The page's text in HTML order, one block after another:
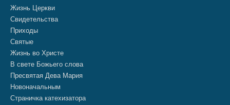
Жизнь Церкви
Свидетельства
Приходы
Святые
Жизнь во Христе
В свете Божьего слова
Пресвятая Дева Мария
Новоначальным
Страничка катехизатора